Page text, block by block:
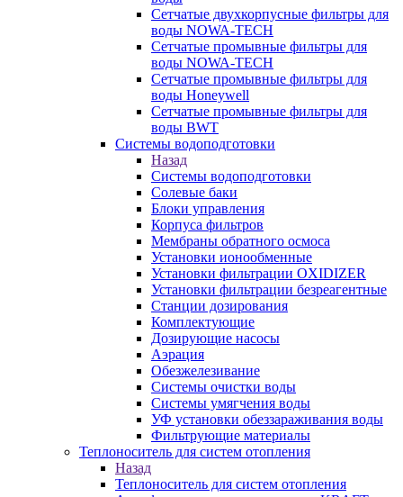
Сетчатые двухкорпусные фильтры для
воды NOWA-TECH
Сетчатые промывные фильтры для
воды NOWA-TECH
Сетчатые промывные фильтры для
воды Honeywell
Сетчатые промывные фильтры для
воды BWT
Системы водоподготовки
Назад
Системы водоподготовки
Солевые баки
Блоки управления
Корпуса фильтров
Мембраны обратного осмоса
Установки ионообменные
Установки фильтрации OXIDIZER
Установки фильтрации безреагентные
Станции дозирования
Комплектующие
Дозирующие насосы
Аэрация
Обезжелезивание
Системы очистки воды
Системы умягчения воды
УФ установки обеззараживания воды
Фильтрующие материалы
Теплоноситель для систем отопления
Назад
Теплоноситель для систем отопления